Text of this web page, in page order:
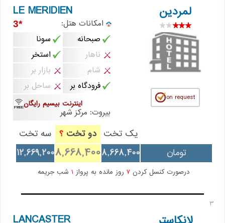
لمردین LE MERIDIEN
امکانات هتل: *3
صبحانه
سونا
ناهار
استخر
شام
بازار بر
فرودگاه بر
ساحل بر
اینترنت بیسیم رایگان
بیروت: مرکز شهر
یک تخت دو تخت ؟
سه تخت
تومان
8,668,400
8,668,400
12,669,200
درصورت کنسل کردن 7 روز مانده به پرواز شب جریمه
3
LANCASTER